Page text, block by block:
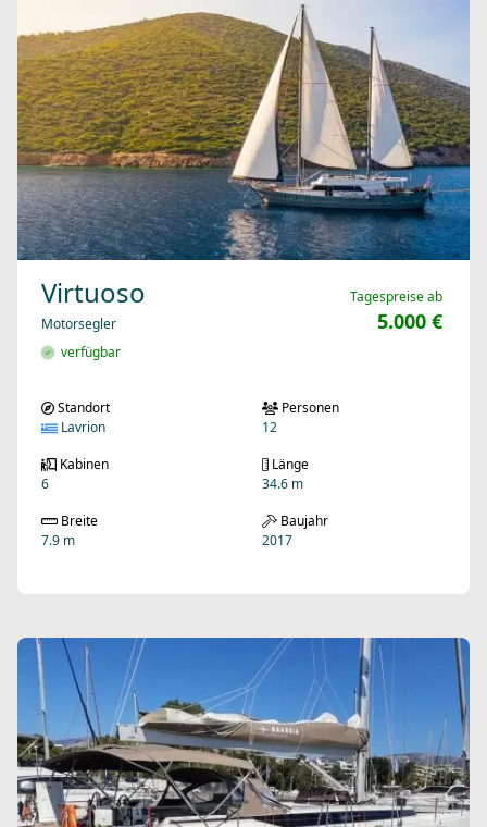
Virtuoso
Motorsegler
verfügbar
Tagespreise ab
5.000 €
Standort
Lavrion
Personen
12
Kabinen
6
Länge
34.6 m
Breite
7.9 m
Baujahr
2017